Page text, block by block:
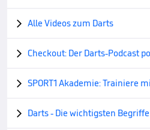
 Alle Videos zum Darts
 Checkout: Der Darts-Podcast
 SPORT1 Akademie: Trainiere
 Darts - Die wichtigsten Begriffe